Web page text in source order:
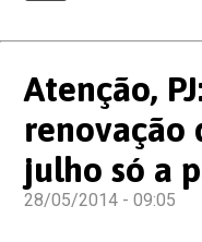
Atenção,
renovação
julho só a
28/05/2014 - 09:05